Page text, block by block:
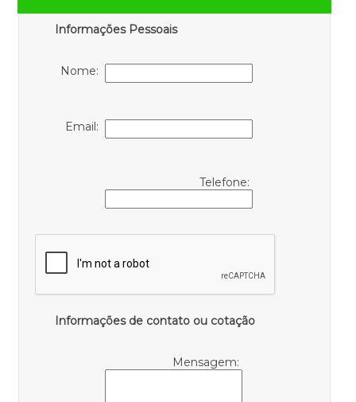
Informações Pessoais
Nome:
Email:
Telefone:
Informações de contato ou cotação
Mensagem: